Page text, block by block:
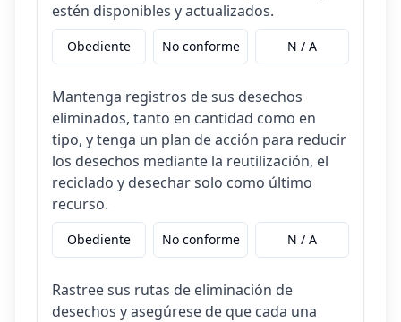
estén disponibles y actualizados.
Obediente No conforme N / A
Mantenga registros de sus desechos
eliminados, tanto en cantidad como en
tipo, y tenga un plan de acción para reducir
los desechos mediante la reutilización, el
reciclado y desechar solo como último
recurso.
Obediente No conforme N / A
Rastree sus rutas de eliminación de
desechos y asegúrese de que cada una